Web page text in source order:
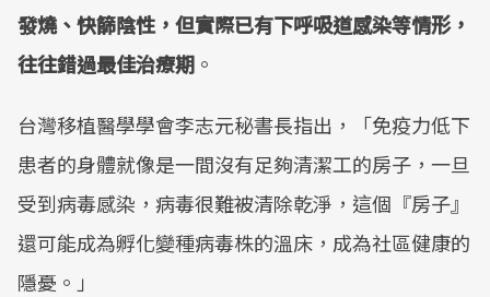
發燒、快篩陰性，但實際已有下呼吸道感染等情形，
往往錯過最佳治療期 。
台灣移植醫學學會李志元秘書長指出，「免疫力低下
患者的身體就像是一間沒有足夠清潔工的房子，一旦
受到病毒感染，病毒很難被清除乾淨，這個『房子』
還可能成為孵化變種病毒株的溫床，成為社區健康的
隱憂。」